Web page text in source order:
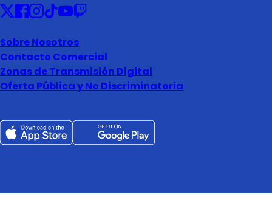
Sobre Nosotros
Contacto Comercial
Zonas de Transmisión Digital
Oferta Pública y No Discriminatoria